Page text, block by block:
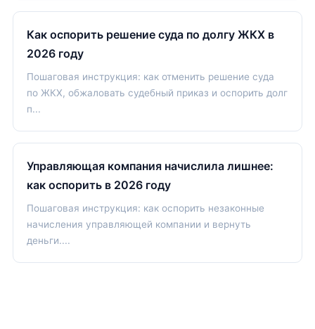
Как оспорить решение суда по долгу ЖКХ в
2026 году
Пошаговая инструкция: как отменить решение суда
по ЖКХ, обжаловать судебный приказ и оспорить долг
п...
Управляющая компания начислила лишнее:
как оспорить в 2026 году
Пошаговая инструкция: как оспорить незаконные
начисления управляющей компании и вернуть
деньги....